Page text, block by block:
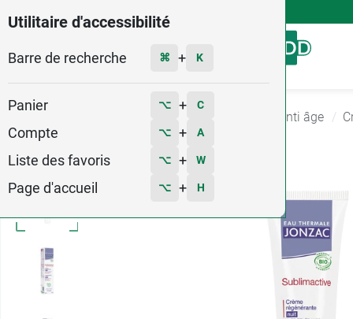
Utilitaire d'accessibilité
Barre de recherche ⌘ + K
Panier ⌥ + C
Compte ⌥ + A
Liste des favoris ⌥ + W
Page d'accueil ⌥ + H
Menu
Soin anti rides et anti âge